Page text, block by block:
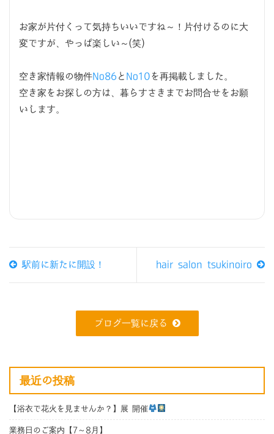
お家が片付くって気持ちいいですね～！片付けるのに大
変ですが、やっぱ楽しい～(笑)
空き家情報の物件No86 と No10を再掲載しました。
空き家をお探しの方は、暮らすさきまでお問合せをお願
いします。
駅前に新たに開設！ hair salon tsukinoiro
ブログ一覧に戻る
最近の投稿
【浴衣で花火を見ませんか？】展 開催
業務日のご案内【7～8月】